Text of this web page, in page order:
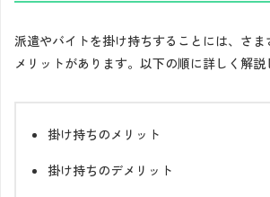
派遣やバイトを掛け持ちすることには、さ
メリットがあります。以下の順に詳しく解説
掛け持ちのメリット
掛け持ちのデメリット